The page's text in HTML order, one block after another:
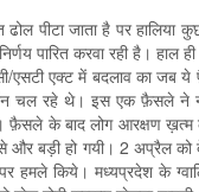
ढोल पीटा जाता है पर
पारित करवा रही है। हाल
एसटी एक्ट में बदलाव का जब
चल रहे थे। इस एक फ़ैसले ने ना
फ़ैसले के बाद लोग आरक्षण
और बड़ी हो गयी। 2 अप्रैल
हमले किये। मध्यप्रदेश के